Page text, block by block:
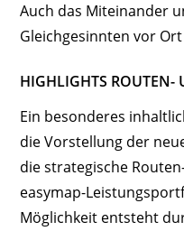
Auch das Miteinander
Gleichgesinnten vor
HIGHLIGHTS
Ein besonderes
die Vorstellung der
die strategische
easymap-
Möglichkeit entsteht